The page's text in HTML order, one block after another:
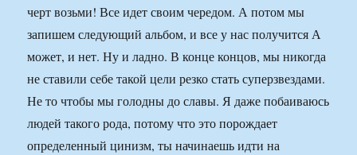
черт возьми! Все идет своим чередом. А потом мы
запишем следующий альбом, и все у нас получится А
может, и нет. Ну и ладно. В конце концов, мы никогда
не ставили себе такой цели резко стать суперзвездами.
Не то чтобы мы голодны до славы. Я даже побаиваюсь
людей такого рода, потому что это порождает
определенный цинизм, ты начинаешь идти на